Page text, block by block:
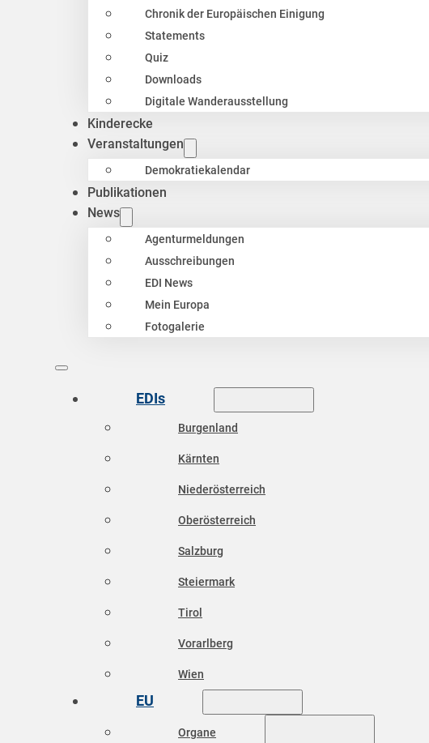
Chronik der Europäischen Einigung
Statements
Quiz
Downloads
Digitale Wanderausstellung
Kinderecke
Veranstaltungen
Demokratiekalendar
Publikationen
News
Agenturmeldungen
Ausschreibungen
EDI News
Mein Europa
Fotogalerie
EDIs
Burgenland
Kärnten
Niederösterreich
Oberösterreich
Salzburg
Steiermark
Tirol
Vorarlberg
Wien
EU
Organe